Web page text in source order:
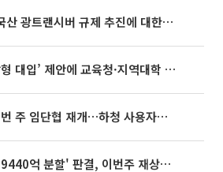
[특징주] 美 중국산 광트랜시버 규제 추진에 대한광통신 등 광통신株 강세
’ 제안에 교육청·지역대학 서·논술형 입시 연계 '착수'
현대차·기아, 이번 주 임단협 재개…하청 사용자성 재심도 ‘변수’
최태원·노소영 '9440억 분할' 판결, 이번주 재상고 여부 주목